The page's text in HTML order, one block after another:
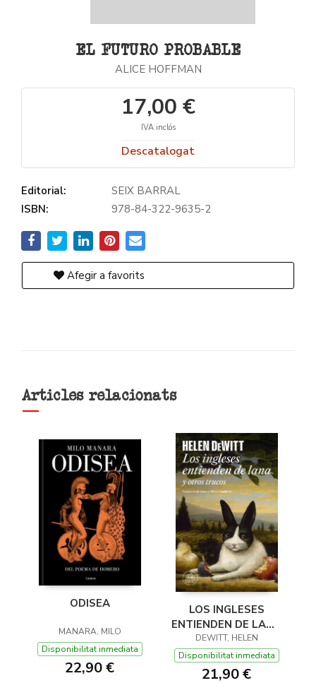
EL FUTURO PROBABLE
ALICE HOFFMAN
17,00 €
IVA inclós
Descatalogat
Editorial:
SEIX BARRAL
ISBN:
978-84-322-9635-2
Afegir a favorits
Articles relacionats
ODISEA
MANARA, MILO
Disponibilitat inmediata
22,90 €
LOS INGLESES
ENTIENDEN DE LANA
(Y OTROS TRUCOS)
DEWITT, HELEN
Disponibilitat inmediata
21,90 €